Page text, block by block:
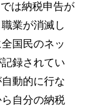
は納税申告が
業が消滅し
国民のネッ
録されてい
動的に行な
自分の納税